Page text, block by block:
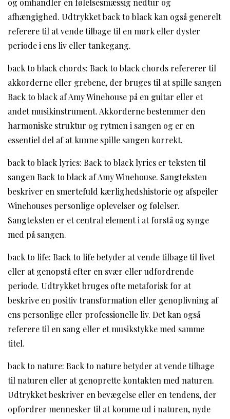
og omhandler en følelsesmæssig nedtur og
afhængighed. Udtrykket back to black kan også generelt
referere til at vende tilbage til en mørk eller dyster
periode i ens liv eller tankegang.
back to black chords: Back to black chords refererer til
akkorderne eller grebene, der bruges til at spille sangen
Back to black af Amy Winehouse på en guitar eller et
andet musikinstrument. Akkorderne bestemmer den
harmoniske struktur og rytmen i sangen og er en
essentiel del af at kunne spille sangen korrekt.
back to black lyrics: Back to black lyrics er teksten til
sangen Back to black af Amy Winehouse. Sangteksten
beskriver en smertefuld kærlighedshistorie og afspejler
Winehouses personlige oplevelser og følelser.
Sangteksten er et central element i at forstå og synge
med på sangen.
back to life: Back to life betyder at vende tilbage til livet
eller at genopstå efter en svær eller udfordrende
periode. Udtrykket bruges ofte metaforisk for at
beskrive en positiv transformation eller genoplivning af
ens personlige eller professionelle liv. Det kan også
referere til en sang eller et musikstykke med samme
titel.
back to nature: Back to nature betyder at vende tilbage
til naturen eller at genoprette kontakten med naturen.
Udtrykket beskriver en bevægelse eller en tendens, der
opfordrer mennesker til at komme ud i naturen, nyde